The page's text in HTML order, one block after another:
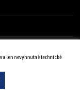
len nevyhnutné technické